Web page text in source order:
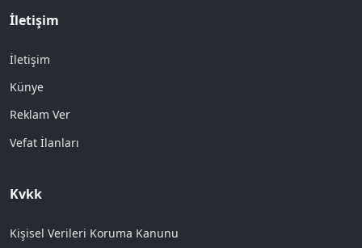
İletişim
İletişim
Künye
Reklam Ver
Vefat İlanları
Kvkk
Kişisel Verileri Koruma Kanunu